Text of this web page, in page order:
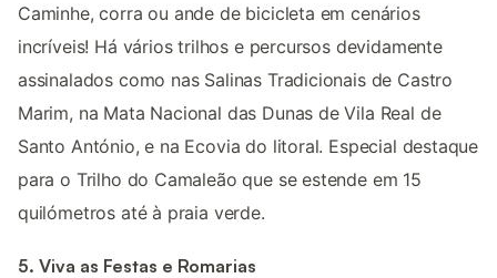
Caminhe, corra ou ande de bicicleta em cenários
incríveis! Há vários trilhos e percursos devidamente
assinalados como nas Salinas Tradicionais de Castro
Marim, na Mata Nacional das Dunas de Vila Real de
Santo António, e na Ecovia do litoral. Especial destaque
para o Trilho do Camaleão que se estende em 15
quilómetros até à praia verde.
5. Viva as Festas e Romarias